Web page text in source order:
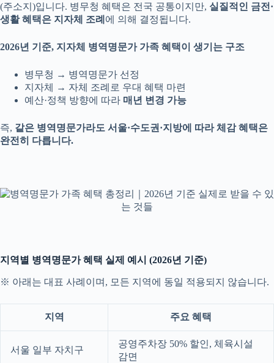
(주소지)입니다. 병무청 혜택은 전국 공통이지만, 실질적인 금전·
생활 혜택은 지자체 조례 에 의해 결정됩니다.
2026년 기준, 지자체 병역명문가 가족 혜택이 생기는 구조
병무청 → 병역명문가 선정
지자체 → 자체 조례로 우대 혜택 마련
예산·정책 방향에 따라 매년 변경 가능
즉, 같은 병역명문가라도 서울·수도권·지방에 따라 체감 혜택은
완전히 다릅니다.
지역별 병역명문가 혜택 실제 예시 (2026년 기준)
※ 아래는 대표 사례이며, 모든 지역에 동일 적용되지 않습니다.
지역 주요 혜택
서울 일부 자치구
공영주차장 50% 할인, 체육시설
감면